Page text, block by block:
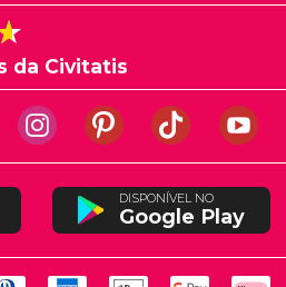
da Civitatis
DISPONÍVEL NO
Google Play